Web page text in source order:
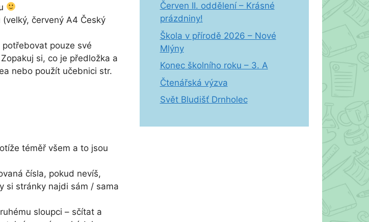
červený A4 Český
pouze své
si, co je předložka a
nebo použít učebnici str.
téměř všem a to jsou
čísla, pokud nevíš,
si stránky najdi sám / sama
sloupci – sčítat a
Červen II. oddělení – Krásné
prázdniny!
Škola v přírodě 2026 – Nové
Mlýny
Konec školního roku – 3. A
Čtenářská výzva
Svět Bludišť Drnholec